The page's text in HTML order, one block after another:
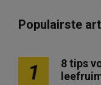
Populairste
1
8 tips